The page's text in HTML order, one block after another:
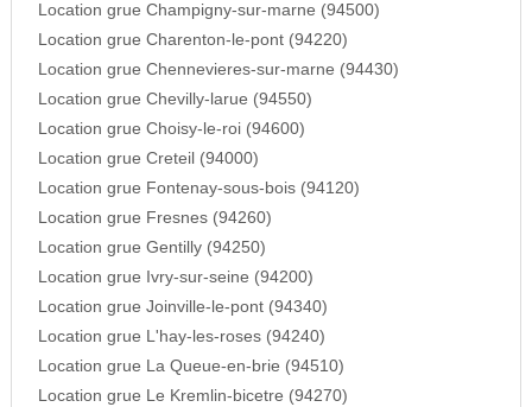
Location grue Champigny-sur-marne (94500)
Location grue Charenton-le-pont (94220)
Location grue Chennevieres-sur-marne (94430)
Location grue Chevilly-larue (94550)
Location grue Choisy-le-roi (94600)
Location grue Creteil (94000)
Location grue Fontenay-sous-bois (94120)
Location grue Fresnes (94260)
Location grue Gentilly (94250)
Location grue Ivry-sur-seine (94200)
Location grue Joinville-le-pont (94340)
Location grue L'hay-les-roses (94240)
Location grue La Queue-en-brie (94510)
Location grue Le Kremlin-bicetre (94270)